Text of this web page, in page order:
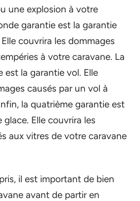
une explosion à votre
garantie est la garantie
couvrira les dommages
à votre caravane. La
est la garantie vol. Elle
causés par un vol à
la quatrième garantie est
glace. Elle couvrira les
aux vitres de votre caravane
il est important de bien
avant de partir en